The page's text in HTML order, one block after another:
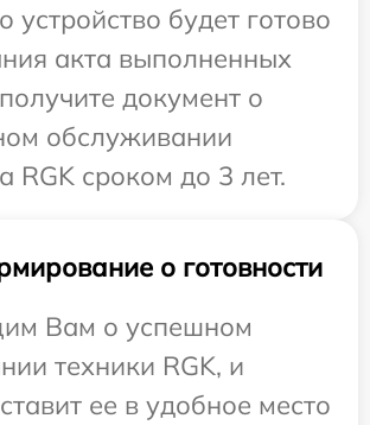
устройство будет готово
акта выполненных
документ о
обслуживании
RGK сроком до 3 лет.
о готовности
Вам о успешном
техники RGK, и
ее в удобное место